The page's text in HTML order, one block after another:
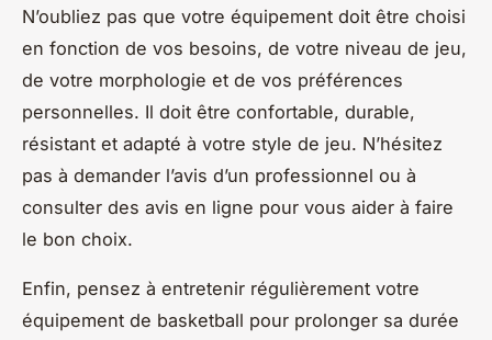
N’oubliez pas que votre équipement doit être choisi
en fonction de vos besoins, de votre niveau de jeu,
de votre morphologie et de vos préférences
personnelles. Il doit être confortable, durable,
résistant et adapté à votre style de jeu. N’hésitez
pas à demander l’avis d’un professionnel ou à
consulter des avis en ligne pour vous aider à faire
le bon choix.
Enfin, pensez à entretenir régulièrement votre
équipement de basketball pour prolonger sa durée